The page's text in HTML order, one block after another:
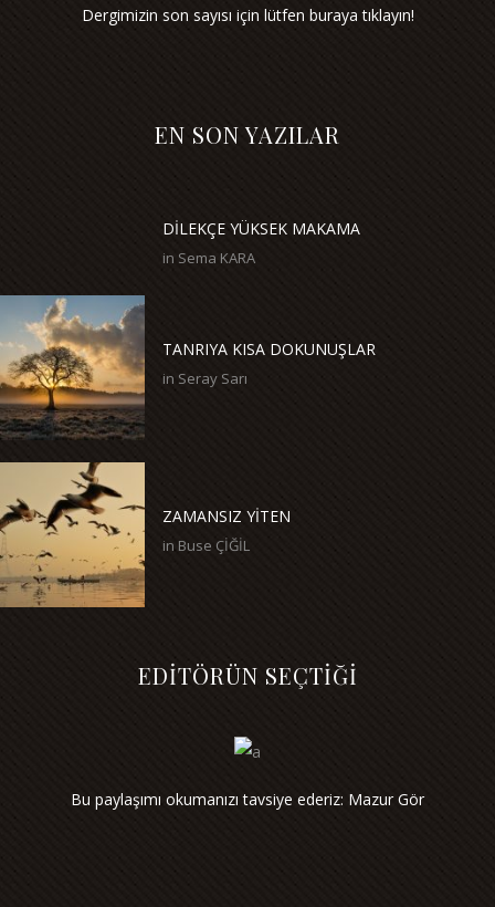
Dergimizin son sayısı için lütfen buraya tıklayın!
EN SON YAZILAR
DİLEKÇE YÜKSEK MAKAMA
in Sema KARA
TANRIYA KISA DOKUNUŞLAR
in Seray Sarı
ZAMANSIZ YİTEN
in Buse ÇİĞİL
EDİTÖRÜN SEÇTİĞİ
Bu paylaşımı okumanızı tavsiye ederiz: Mazur Gör